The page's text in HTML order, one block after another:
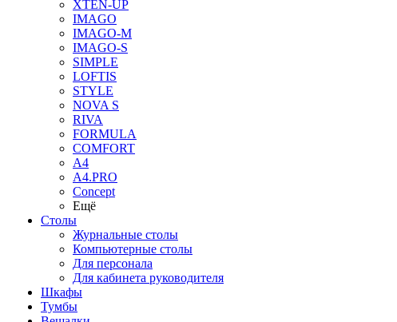
XTEN-UP
IMAGO
IMAGO-M
IMAGO-S
SIMPLE
LOFTIS
STYLE
NOVA S
RIVA
FORMULA
COMFORT
A4
A4.PRO
Concept
Ещё
Столы
Журнальные столы
Компьютерные столы
Для персонала
Для кабинета руководителя
Шкафы
Тумбы